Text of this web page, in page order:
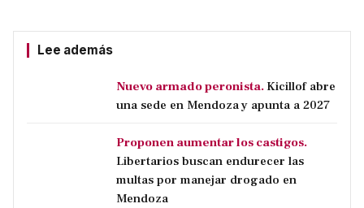
Lee además
Nuevo armado peronista. Kicillof abre
una sede en Mendoza y apunta a 2027
Proponen aumentar los castigos.
Libertarios buscan endurecer las
multas por manejar drogado en
Mendoza